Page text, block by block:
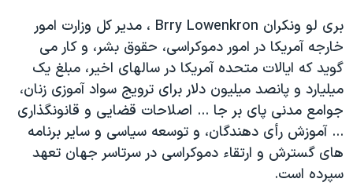
فرهنگ و زندگی
حقوق شهروندی
اقتصادی
علم و فناوری
اسرائیل در جنگ
گالری عکس
مستندها
انتخابات ریاست جمهوری آمریکا ۲۰۲۴
حمله جمهوری اسلامی به اسرائیل
رمز مهسا
ورزش زنان در ایران
اعتراضات زن، زندگی، آزادی
دنبال کنید
زبانهای مختلف
بری لو ونکران Brry Lowenkron ، مدير کل وزارت امور
خارجه آمريکا در امور دموکراسی، حقوق بشر، و کار می
گويد که ايالات متحده آمريکا در سالهای اخير، مبلغ يک
ميليارد و پانصد ميليون دلار برای ترويج سواد آموزی زنان،
جوامع مدنی پای بر جا ... اصلاحات قضايی و قانونگذاری
... آموزش رأی دهندگان، و توسعه سياسی و ساير برنامه
های گسترش و ارتقاء دموکراسی در سرتاسر جهان تعهد
سپرده است.